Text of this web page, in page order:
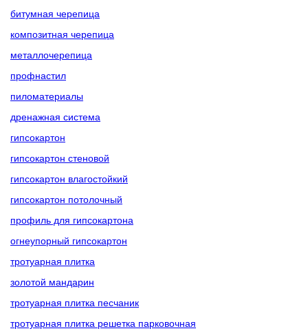
битумная черепица
композитная черепица
металлочерепица
профнастил
пиломатериалы
дренажная система
гипсокартон
гипсокартон стеновой
гипсокартон влагостойкий
гипсокартон потолочный
профиль для гипсокартона
огнеупорный гипсокартон
тротуарная плитка
золотой мандарин
тротуарная плитка песчаник
тротуарная плитка решетка парковочная